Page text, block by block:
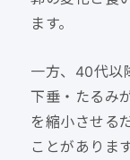
ます。
一方、40代以
下垂・たるみ
を縮小させる
ことがありま